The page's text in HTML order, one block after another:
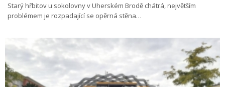
Starý hřbitov u sokolovny v Uherském Brodě chátrá, největším
problémem je rozpadající se opěrná stěna…